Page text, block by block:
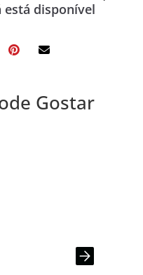
está disponível
Gostar